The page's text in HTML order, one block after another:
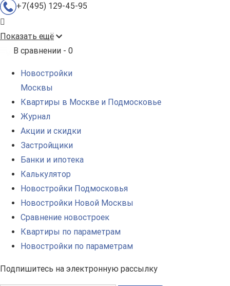
+7(495) 129-45-95
Показать ещё
В сравнении - 0
Новостройки
Москвы
Квартиры в Москве и Подмосковье
Журнал
Акции и скидки
Застройщики
Банки и ипотека
Калькулятор
Новостройки Подмосковья
Новостройки Новой Москвы
Сравнение новостроек
Квартиры по параметрам
Новостройки по параметрам
Подпишитесь на электронную рассылку